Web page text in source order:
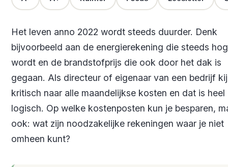
Het leven anno 2022 wordt steeds duurder. Denk
bijvoorbeeld aan de energierekening die steeds
wordt en de brandstofprijs die ook door het dak is
gegaan. Als directeur of eigenaar van een bedrijf
kritisch naar alle maandelijkse kosten en dat is heel
logisch. Op welke kostenposten kun je besparen,
ook: wat zijn noodzakelijke rekeningen waar je niet
omheen kunt?